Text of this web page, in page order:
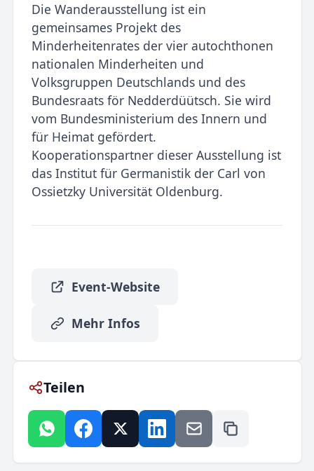
Die Wanderausstellung ist ein
gemeinsames Projekt des
Minderheitenrates der vier autochthonen
nationalen Minderheiten und
Volksgruppen Deutschlands und des
Bundesraats för Nedderdüütsch. Sie wird
vom Bundesministerium des Innern und
für Heimat gefördert.
Kooperationspartner dieser Ausstellung ist
das Institut für Germanistik der Carl von
Ossietzky Universität Oldenburg.
Event-Website
Mehr Infos
Teilen